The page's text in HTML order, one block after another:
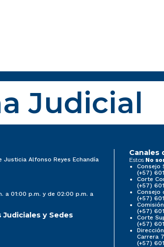
Judicial
Justicia Alfonso Reyes Echandía
a 01:00 p.m. y de 02:00 p.m. a
Judiciales y Sedes
Canales
Estos No
Consejo
(+57)
Corte
(+57)
Consejo
(+57)
(+57)
Corte
(+57)
Carrera
(+57)